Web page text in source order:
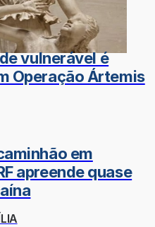
vulnerável é
Operação Ártemis
em
apreende quase